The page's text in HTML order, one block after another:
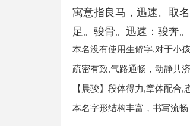
寓意指良马，迅速。取
足。骏骨。迅速：骏奔
本名没有使用生僻字,对于小
疏密有致,气路通畅，动静共
【晨骏】段体得力,章体配合,
本名字形结构丰富，书写流